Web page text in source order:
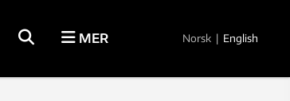
MER Norsk | English